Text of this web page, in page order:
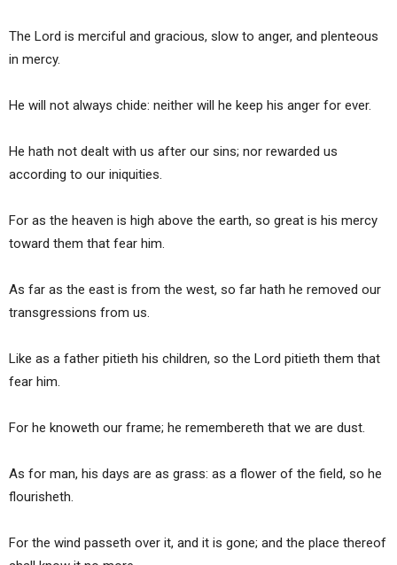
The Lord is merciful and gracious, slow to anger, and plenteous
in mercy.
He will not always chide: neither will he keep his anger for ever.
He hath not dealt with us after our sins; nor rewarded us
according to our iniquities.
For as the heaven is high above the earth, so great is his mercy
toward them that fear him.
As far as the east is from the west, so far hath he removed our
transgressions from us.
Like as a father pitieth his children, so the Lord pitieth them that
fear him.
For he knoweth our frame; he remembereth that we are dust.
As for man, his days are as grass: as a flower of the field, so he
flourisheth.
For the wind passeth over it, and it is gone; and the place thereof